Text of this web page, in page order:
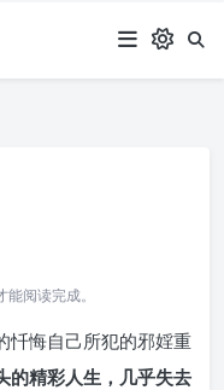
阅读完成。
忏悔自己所犯的邪婬重
的精彩人生，几乎失去